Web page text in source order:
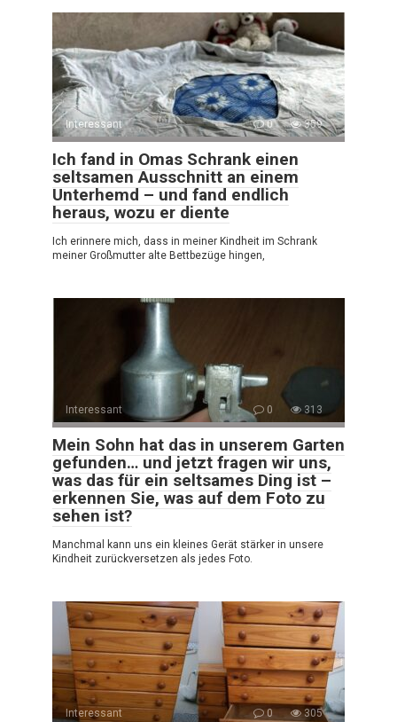
Interessant 0 359
Ich fand in Omas Schrank einen
seltsamen Ausschnitt an einem
Unterhemd – und fand endlich
heraus, wozu er diente
Ich erinnere mich, dass in meiner Kindheit im Schrank
meiner Großmutter alte Bettbezüge hingen,
Interessant 0 313
Mein Sohn hat das in unserem Garten
gefunden… und jetzt fragen wir uns,
was das für ein seltsames Ding ist –
erkennen Sie, was auf dem Foto zu
sehen ist?
Manchmal kann uns ein kleines Gerät stärker in unsere
Kindheit zurückversetzen als jedes Foto.
Interessant 0 305